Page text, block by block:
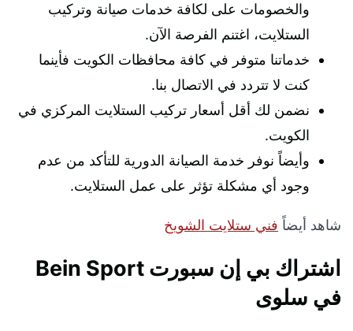
والخصومات على لكافة خدمات صيانة وتركيب
الستلايت، اغتنم الفرصة الآن.
خدماتنا متوفر في كافة محافظات الكويت فأينما
كنت لا تتردد في الاتصال بنا.
نضمن لك أقل أسعار تركيب الستلايت المركزي في
الكويت.
وأيضاً نوفر خدمة الصيانة الدورية للتأكد من عدم
وجود أي مشكلة تؤثر على عمل الستلايت.
شاهد أيضاً فني ستلايت الشويخ
اشتراك بي إن سبورت Bein Sport
في سلوى